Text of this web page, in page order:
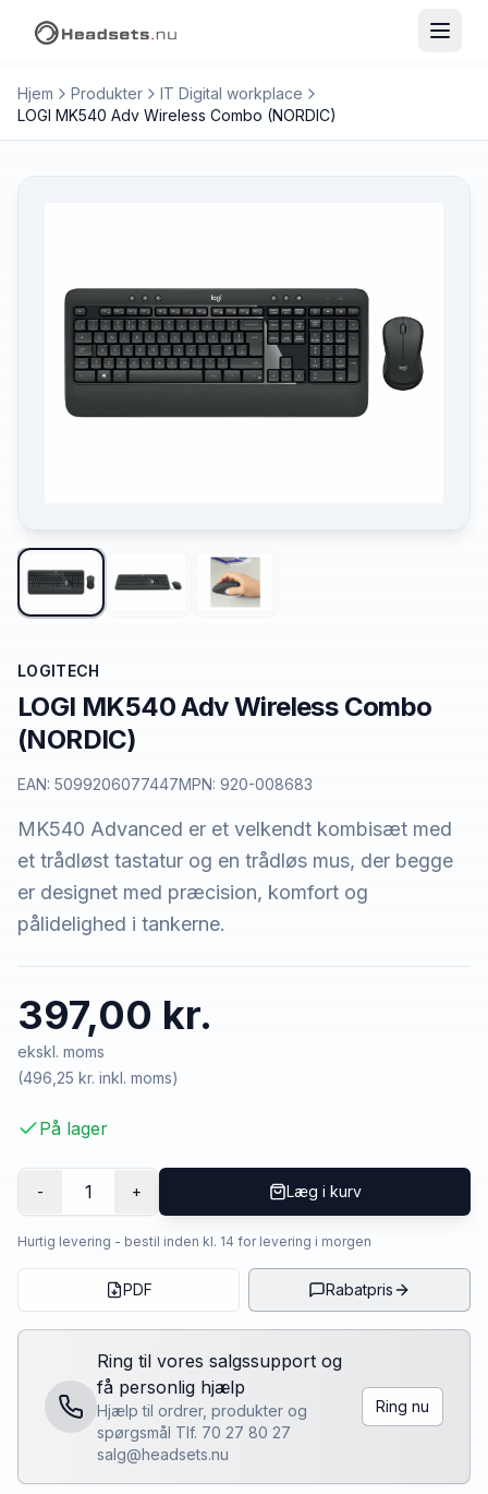
Hjem Produkter
IT Digital workplace
LOGI MK540 Adv Wireless Combo (NORDIC)
LOGITECH
LOGI MK540 Adv Wireless Combo
(NORDIC)
EAN: 5099206077447MPN: 920-008683
MK540 Advanced er et velkendt kombisæt med
et trådløst tastatur og en trådløs mus, der begge
er designet med præcision, komfort og
pålidelighed i tankerne.
397,00 kr.
ekskl. moms
(496,25 kr. inkl. moms)
På lager
- 1 + Læg i kurv
Hurtig levering - bestil inden kl. 14 for levering i morgen
PDF Rabatpris
Ring til vores salgssupport og
få personlig hjælp
Hjælp til ordrer, produkter og
spørgsmål Tlf. 70 27 80 27
salg@headsets.nu
Ring nu